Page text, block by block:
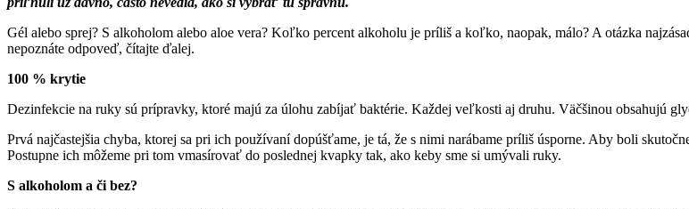
Gél alebo sprej? S alkoholom alebo aloe vera? Koľko percent alkoholu je príliš a koľko, naopak, málo? A otázka
nepoznáte odpoveď, čítajte ďalej.
100 % krytie
Dezinfekcie na ruky sú prípravky, ktoré majú za úlohu zabíjať baktérie. Každej veľkosti aj druhu. Väčšinou obsahujú
Prvá najčastejšia chyba, ktorej sa pri ich používaní dopúšťame, je tá, že s nimi narábame príliš úsporne. Aby boli
Postupne ich môžeme pri tom vmasírovať do poslednej kvapky tak, ako keby sme si umývali ruky.
S alkoholom a či bez?